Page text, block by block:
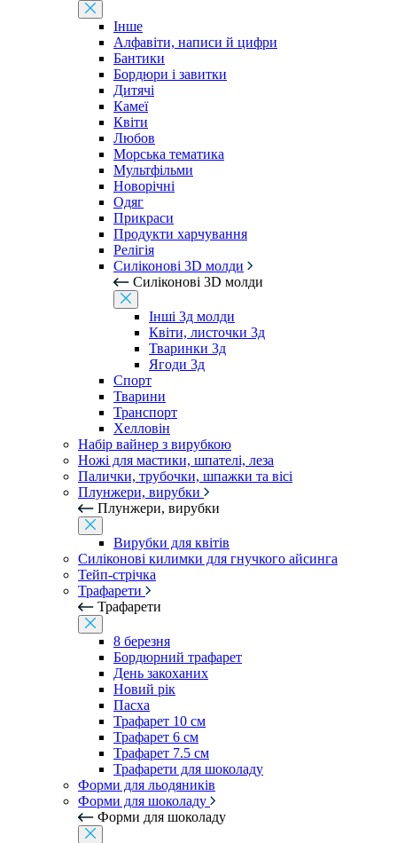
Інше
Алфавіти, написи й цифри
Бантики
Бордюри і завитки
Дитячі
Камеї
Квіти
Любов
Морська тематика
Мультфільми
Новорічні
Одяг
Прикраси
Продукти харчування
Релігія
Силіконові 3D молди
Силіконові 3D молди
Інші 3д молди
Квіти, листочки 3д
Тваринки 3д
Ягоди 3д
Спорт
Тварини
Транспорт
Хелловін
Набір вайнер з вирубкою
Ножі для мастики, шпателі, леза
Палички, трубочки, шпажки та вісі
Плунжери, вирубки
Плунжери, вирубки
Вирубки для квітів
Силіконові килимки для гнучкого айсинга
Тейп-стрічка
Трафарети
Трафарети
8 березня
Бордюрний трафарет
День закоханих
Новий рік
Пасха
Трафарет 10 см
Трафарет 6 см
Трафарет 7.5 см
Трафарети для шоколаду
Форми для льодяників
Форми для шоколаду
Форми для шоколаду